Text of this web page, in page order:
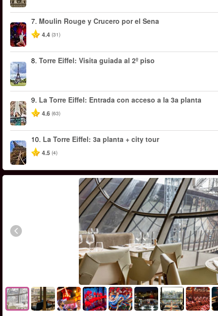
7. Moulin Rouge y Crucero por el Sena
4.4 (31)
8. Torre Eiffel: Visita guiada al 2º piso
9. La Torre Eiffel: Entrada con acceso a la 3a planta
4.6 (63)
10. La Torre Eiffel: 3a planta + city tour
4.5 (4)